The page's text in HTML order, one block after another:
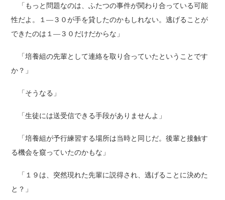
「もっと問題なのは、ふたつの事件が関わり合っている可能
性だよ。１―３０が手を貸したのかもしれない。逃げることが
できたのは１―３０だけだからな」
「培養組の先輩として連絡を取り合っていたということです
か？」
「そうなる」
「生徒には送受信できる手段がありませんよ」
「培養組が予行練習する場所は当時と同じだ。後輩と接触す
る機会を窺っていたのかもな」
「１９は、突然現れた先輩に説得され、逃げることに決めた
と？」